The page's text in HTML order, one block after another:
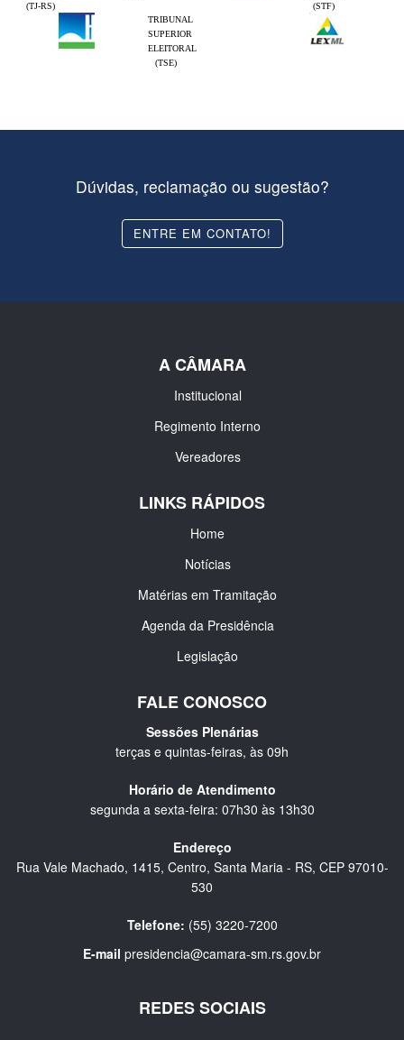
(TJ-RS)
(STF)
TRIBUNAL
SUPERIOR
ELEITORAL
(TSE)
Dúvidas, reclamação ou sugestão?
ENTRE EM CONTATO!
A CÂMARA
Institucional
Regimento Interno
Vereadores
LINKS RÁPIDOS
Home
Notícias
Matérias em Tramitação
Agenda da Presidência
Legislação
FALE CONOSCO
Sessões Plenárias
terças e quintas-feiras, às 09h
Horário de Atendimento
segunda a sexta-feira: 07h30 às 13h30
Endereço
Rua Vale Machado, 1415, Centro, Santa Maria - RS, CEP 97010-
530
Telefone: (55) 3220-7200
E-mail presidencia@camara-sm.rs.gov.br
REDES SOCIAIS